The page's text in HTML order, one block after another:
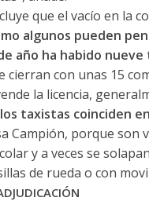
que el vacío en la
algunos pueden
año ha habido
cierran con unas 15
la licencia,
taxistas coinciden
Campión, porque son
y a veces se
de rueda o con